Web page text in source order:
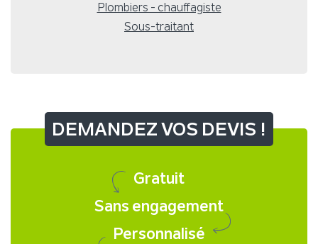
Plombiers - chauffagiste
Sous-traitant
DEMANDEZ VOS DEVIS !
Gratuit
Sans engagement
Personnalisé